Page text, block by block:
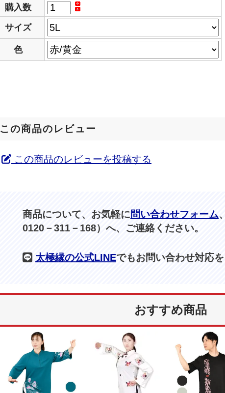
購入数
サイズ
色
この商品のレビュー
この商品のレビューを投稿する
商品について、お気軽に問い合わせフォーム
0120－311－168）へ、ご連絡ください。
太極縁の公式LINEでもお問い合わせ対応を
おすすめ商品